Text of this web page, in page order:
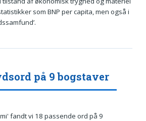
som BNP per capita, men også i
på 9 bogstaver
fandt vi 18 passende ord på 9